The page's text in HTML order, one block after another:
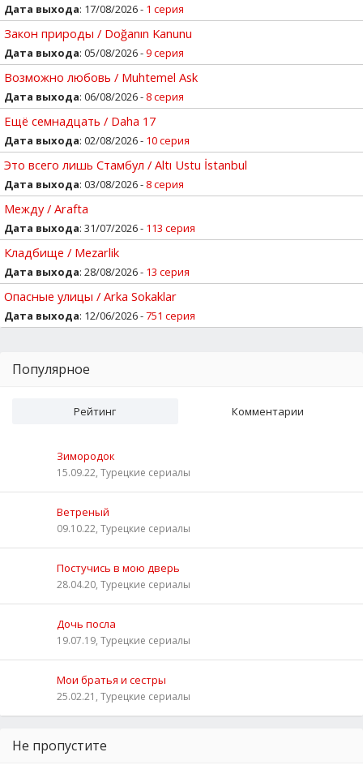
Дата выхода: 17/08/2026 - 1 серия
Закон природы / Doğanın Kanunu
Дата выхода: 05/08/2026 -9 серия
Возможно любовь / Muhtemel Ask
Дата выхода: 06/08/2026 - 8 серия
Ещё семнадцать / Daha 17
Дата выхода: 02/08/2026 - 10 серия
Это всего лишь Стамбул / Altı Ustu İstanbul
Дата выхода: 03/08/2026 - 8 серия
Между / Arafta
Дата выхода: 31/07/2026 - 113 серия
Кладбище / Mezarlik
Дата выхода: 28/08/2026 - 13 серия
Опасные улицы / Arka Sokaklar
Дата выхода: 12/06/2026 -751 серия
Популярное
Рейтинг Комментарии
Зимородок
15.09.22, Турецкие сериалы
Ветреный
09.10.22, Турецкие сериалы
Постучись в мою дверь
28.04.20, Турецкие сериалы
Дочь посла
19.07.19, Турецкие сериалы
Мои братья и сестры
25.02.21, Турецкие сериалы
Не пропустите